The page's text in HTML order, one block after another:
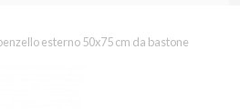
esterno 50x75 cm da bastone